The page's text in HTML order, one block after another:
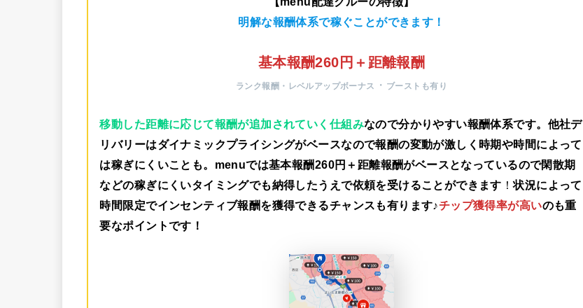
明解な報酬体系で稼ぐことができます！
基本報酬260円＋距離報酬
ランク報酬・レベルアップボーナス ・ ブーストも有り
移動した距離に応じて報酬が追加されていく仕組みなので分かりやすい報酬体系です。他社デ
リバリーはダイナミックプライシングがベースなので報酬の変動が激しく時期や時間によって
は稼ぎにくいことも。menuでは基本報酬260円＋距離報酬がベース となっているので閑散期
などの稼ぎにくいタイミングでも納得したうえで依頼を受けることができます ！状況によって
時間限定でインセンティブ報酬を獲得できるチャンスも有ります♪チップ獲得率が高いのも重
要なポイントです！